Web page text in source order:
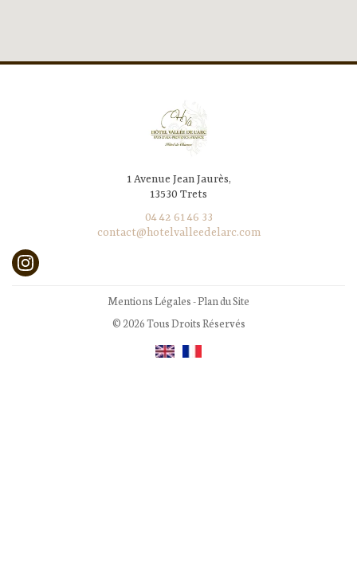
1 Avenue Jean Jaurès,
13530 Trets
04 42 61 46 33
contact@hotelvalleedelarc.com
Mentions Légales-Plan du Site
© 2026 Tous Droits Réservés